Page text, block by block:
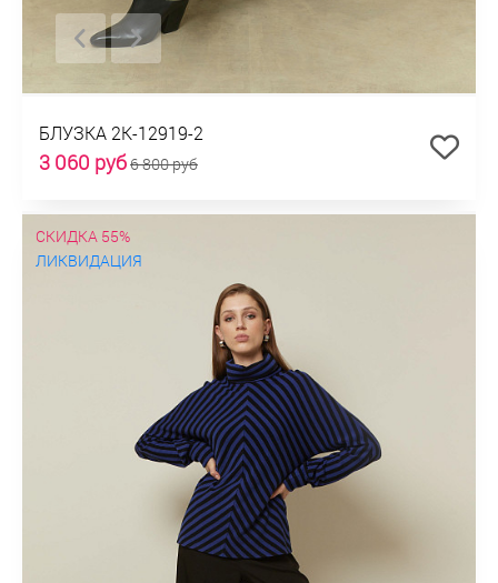
БЛУЗКА 2К-12919-2
3 060 руб6 800 руб
СКИДКА 55%
ЛИКВИДАЦИЯ